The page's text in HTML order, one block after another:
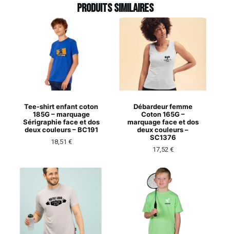
Produits similaires
Tee-shirt enfant coton
185G – marquage
Sérigraphie face et dos
deux couleurs – BC191
18,51 €
Débardeur femme
Coton 165G –
marquage face et dos
deux couleurs –
SC1376
17,52 €